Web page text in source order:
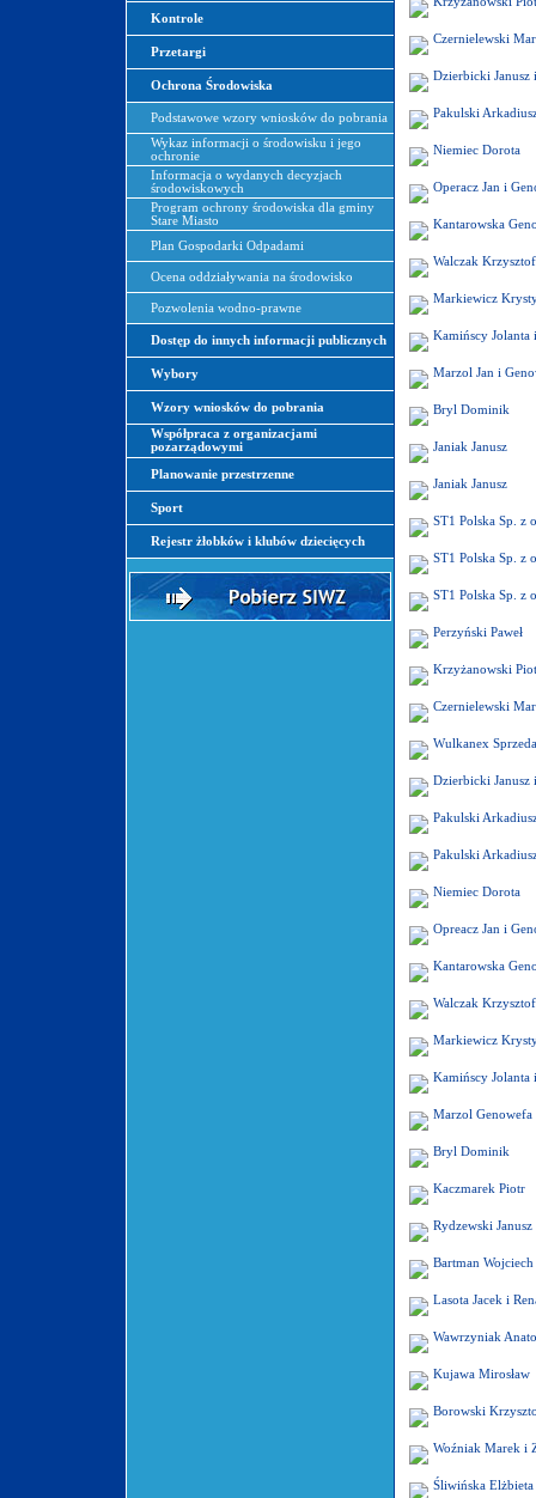
Kontrole
Przetargi
Ochrona Środowiska
Podstawowe wzory wniosków do pobrania
Wykaz informacji o środowisku i jego
ochronie
Informacja o wydanych decyzjach
środowiskowych
Program ochrony środowiska dla gminy
Stare Miasto
Plan Gospodarki Odpadami
Ocena oddziaływania na środowisko
Pozwolenia wodno-prawne
Dostęp do innych informacji publicznych
Wybory
Wzory wniosków do pobrania
Współpraca z organizacjami
pozarządowymi
Planowanie przestrzenne
Sport
Rejestr żłobków i klubów dziecięcych
Czernielewski
Dzierbicki Janusz
Pakulski
Niemiec Dorota
Operacz Jan i
Kantarowska
Walczak Krzysztof
Markiewicz
Kamińscy Jolanta
Marzol Jan i
Bryl Dominik
Janiak Janusz
Janiak Janusz
ST1 Polska Sp. z
ST1 Polska Sp. z
ST1 Polska Sp. z
Perzyński Paweł
Krzyżanowski
Czernielewski
Wulkanex
Dzierbicki Janusz
Pakulski
Pakulski
Niemiec Dorota
Opreacz Jan i
Kantarowska
Walczak Krzysztof
Markiewicz
Kamińscy Jolanta
Marzol Genowefa
Bryl Dominik
Kaczmarek Piotr
Rydzewski Janusz
Bartman
Lasota Jacek i
Wawrzyniak
Kujawa Mirosław
Borowski
Woźniak Marek i
Śliwińska Elżbieta